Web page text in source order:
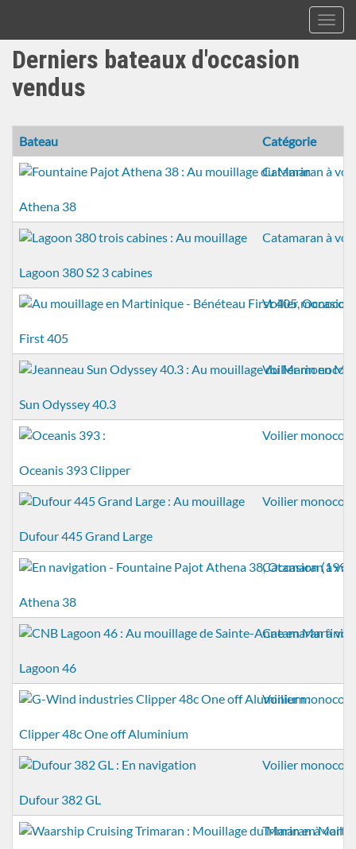
Aller
contenu
A&C
Yacht
Brokers
Derniers bateaux d'occasion
vendus
Bateau Catégorie
Athena 38
Catamaran à
Lagoon 380 S2 3 cabines
Catamaran à
First 405
Voilier
Sun Odyssey 40.3
Voilier
Oceanis 393 Clipper
Voilier
Dufour 445 Grand Large
Voilier
Athena 38
Catamaran à
Lagoon 46
Catamaran à
Clipper 48c One off Aluminium
Voilier
Dufour 382 GL
Voilier
Trimaran à voiles